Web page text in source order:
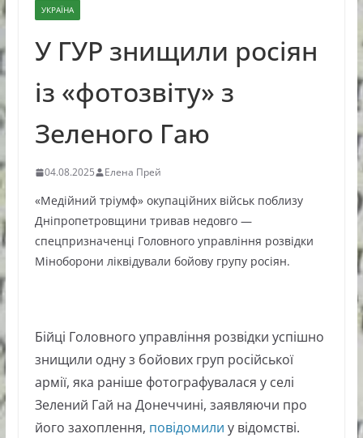
УКРАЇНА
У ГУР знищили росіян
із «фотозвіту» з
Зеленого Гаю
04.08.2025 Елена Прей
«Медійний тріумф» окупаційних військ поблизу
Дніпропетровщини тривав недовго —
спецпризначенці Головного управління розвідки
Міноборони ліквідували бойову групу росіян.
Бійці Головного управління розвідки успішно
знищили одну з бойових груп російської
армії, яка раніше фотографувалася у селі
Зелений Гай на Донеччині, заявляючи про
його захоплення, повідомили у відомстві.